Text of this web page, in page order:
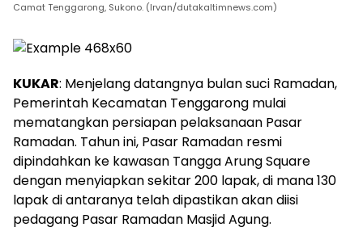
Camat Tenggarong, Sukono. (Irvan/dutakaltimnews.com)
KUKAR: Menjelang datangnya bulan suci Ramadan,
Pemerintah Kecamatan Tenggarong mulai
mematangkan persiapan pelaksanaan Pasar
Ramadan. Tahun ini, Pasar Ramadan resmi
dipindahkan ke kawasan Tangga Arung Square
dengan menyiapkan sekitar 200 lapak, di mana 130
lapak di antaranya telah dipastikan akan diisi
pedagang Pasar Ramadan Masjid Agung.